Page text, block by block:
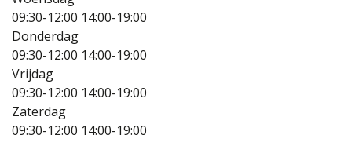
09:30-12:00 14:00-19:00
Donderdag
09:30-12:00 14:00-19:00
Vrijdag
09:30-12:00 14:00-19:00
Zaterdag
09:30-12:00 14:00-19:00